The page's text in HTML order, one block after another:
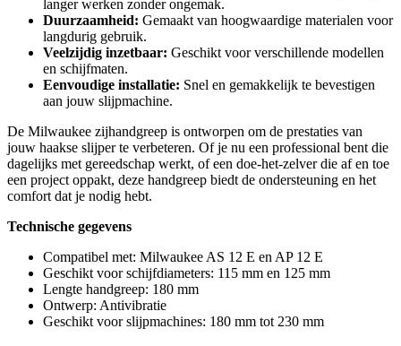
langer werken zonder ongemak.
Duurzaamheid: Gemaakt van hoogwaardige materialen voor
langdurig gebruik.
Veelzijdig inzetbaar: Geschikt voor verschillende modellen
en schijfmaten.
Eenvoudige installatie: Snel en gemakkelijk te bevestigen
aan jouw slijpmachine.
De Milwaukee zijhandgreep is ontworpen om de prestaties van
jouw haakse slijper te verbeteren. Of je nu een professional bent die
dagelijks met gereedschap werkt, of een doe-het-zelver die af en toe
een project oppakt, deze handgreep biedt de ondersteuning en het
comfort dat je nodig hebt.
Technische gegevens
Compatibel met: Milwaukee AS 12 E en AP 12 E
Geschikt voor schijfdiameters: 115 mm en 125 mm
Lengte handgreep: 180 mm
Ontwerp: Antivibratie
Geschikt voor slijpmachines: 180 mm tot 230 mm